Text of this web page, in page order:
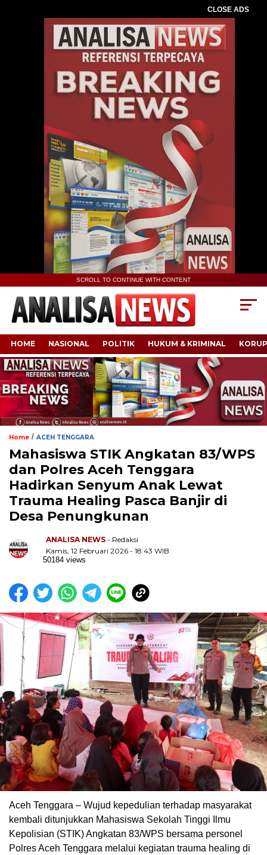
CLOSE ADS
SCROLL TO CONTINUE WITH CONTENT
HOME NASIONAL POLITIK HUKUM & KRIMINAL
Home / ACEH TENGGARA
Mahasiswa STIK Angkatan 83/WPS
dan Polres Aceh Tenggara
Hadirkan Senyum Anak Lewat
Trauma Healing Pasca Banjir di
Desa Penungkunan
ANALISA NEWS - Redaksi
Kamis, 12 Februari 2026 - 18:43 WIB
50184 views
Aceh Tenggara – Wujud kepedulian terhadap masyarakat
kembali ditunjukkan Mahasiswa Sekolah Tinggi Ilmu
Kepolisian (STIK) Angkatan 83/WPS bersama personel
Polres Aceh Tenggara melalui kegiatan trauma healing di